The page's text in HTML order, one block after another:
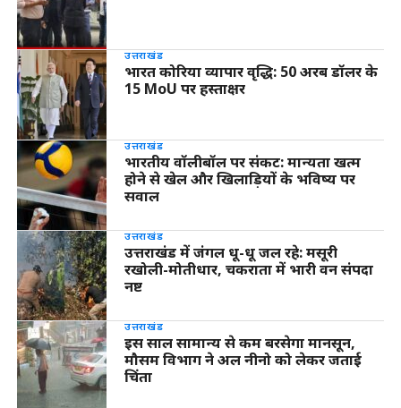
उत्तराखंड
भारत कोरिया व्यापार वृद्धि: 50 अरब डॉलर के
15 MoU पर हस्ताक्षर
उत्तराखंड
भारतीय वॉलीबॉल पर संकट: मान्यता खत्म
होने से खेल और खिलाड़ियों के भविष्य पर
सवाल
उत्तराखंड
उत्तराखंड में जंगल धू-धू जल रहे: मसूरी
रखोली-मोतीधार, चकराता में भारी वन संपदा
नष्ट
उत्तराखंड
इस साल सामान्य से कम बरसेगा मानसून,
मौसम विभाग ने अल नीनो को लेकर जताई
चिंता